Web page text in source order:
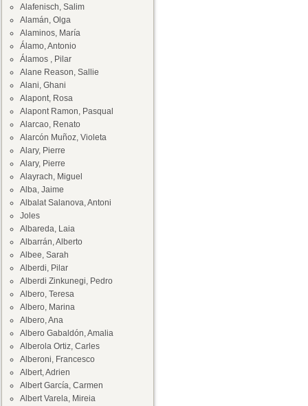
Alafenisch, Salim
Alamán, Olga
Alaminos, María
Álamo, Antonio
Álamos , Pilar
Alane Reason, Sallie
Alani, Ghani
Alapont, Rosa
Alapont Ramon, Pasqual
Alarcao, Renato
Alarcón Muñoz, Violeta
Alary, Pierre
Alary, Pierre
Alayrach, Miguel
Alba, Jaime
Albalat Salanova, Antoni
Joles
Albareda, Laia
Albarrán, Alberto
Albee, Sarah
Alberdi, Pilar
Alberdi Zinkunegi, Pedro
Albero, Teresa
Albero, Marina
Albero, Ana
Albero Gabaldón, Amalia
Alberola Ortiz, Carles
Alberoni, Francesco
Albert, Adrien
Albert García, Carmen
Albert Varela, Mireia